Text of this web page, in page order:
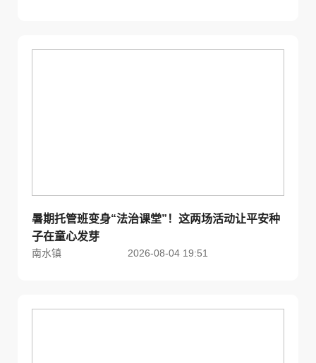
暑期托管班变身“法治课堂”！这两场活动让平安种
子在童心发芽
南水镇 2026-08-04 19:51